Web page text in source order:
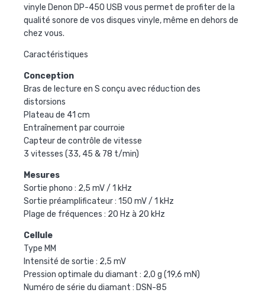
vinyle Denon DP-450 USB vous permet de profiter de la
qualité sonore de vos disques vinyle, même en dehors de
chez vous.
Caractéristiques
Conception
Bras de lecture en S conçu avec réduction des
distorsions
Plateau de 41 cm
Entraînement par courroie
Capteur de contrôle de vitesse
3 vitesses (33, 45 & 78 t/min)
Mesures
Sortie phono : 2,5 mV / 1 kHz
Sortie préamplificateur : 150 mV / 1 kHz
Plage de fréquences : 20 Hz à 20 kHz
Cellule
Type MM
Intensité de sortie : 2,5 mV
Pression optimale du diamant : 2,0 g (19,6 mN)
Numéro de série du diamant : DSN-85